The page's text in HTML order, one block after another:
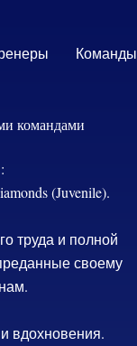
Команды
командами
(Juvenile).
труда и полной
своему
вдохновения.